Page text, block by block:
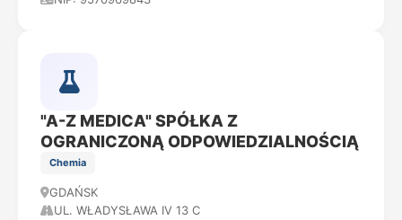
"A-Z MEDICA" SPÓŁKA Z
OGRANICZONĄ ODPOWIEDZIALNOŚCIĄ
Chemia
GDAŃSK
UL. WŁADYSŁAWA IV 13 C